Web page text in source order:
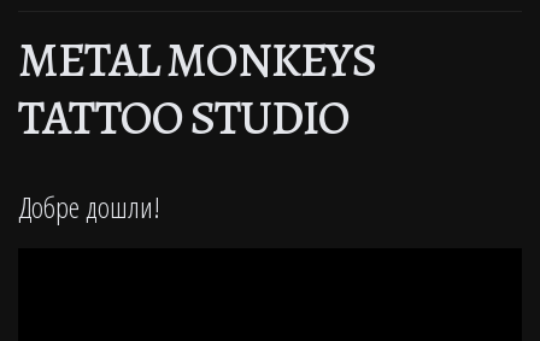
METAL MONKEYS
TATTOO STUDIO
Добре дошли!